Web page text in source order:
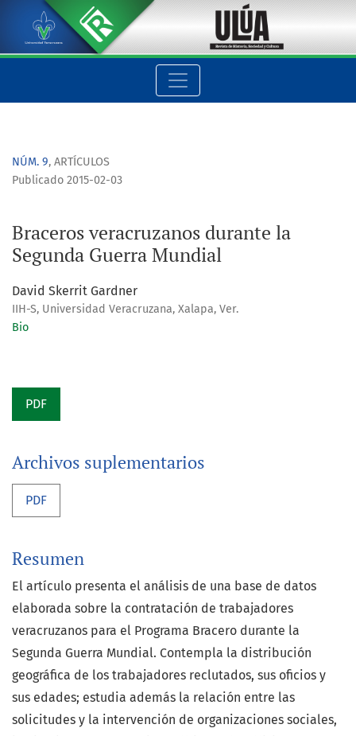
Braceros veracruzanos durante la Segunda Guerra Mundial
NÚM. 9, ARTÍCULOS
Braceros veracruzanos durante la
Segunda Guerra Mundial
Publicado 2015-02-03
David Skerrit Gardner
IIH-S, Universidad Veracruzana, Xalapa, Ver.
Bio
PDF
Archivos suplementarios
PDF
Resumen
El artículo presenta el análisis de una base de datos
elaborada sobre la contratación de trabajadores
veracruzanos para el Programa Bracero durante la
Segunda Guerra Mundial. Contempla la distribución
geográfica de los trabajadores reclutados, sus oficios y
sus edades; estudia además la relación entre las
solicitudes y la intervención de organizaciones sociales,